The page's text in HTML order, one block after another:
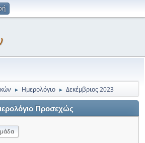
► Ημερολόγιο ► Δεκέμβριος 2023
Προσεχώς